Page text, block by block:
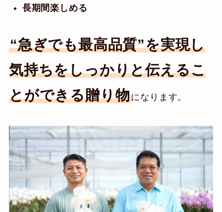
長期間楽しめる
“急ぎでも最高品質”を実現し
気持ちをしっかりと伝えるこ
とができる贈り物になります。